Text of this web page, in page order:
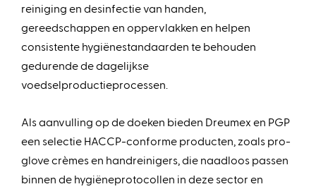
reiniging en desinfectie van handen,
gereedschappen en oppervlakken en helpen
consistente hygiënestandaarden te behouden
gedurende de dagelijkse
voedselproductieprocessen.
Als aanvulling op de doeken bieden Dreumex en PGP
een selectie HACCP-conforme producten, zoals pro-
glove crèmes en handreinigers, die naadloos passen
binnen de hygiëneprotocollen in deze sector en